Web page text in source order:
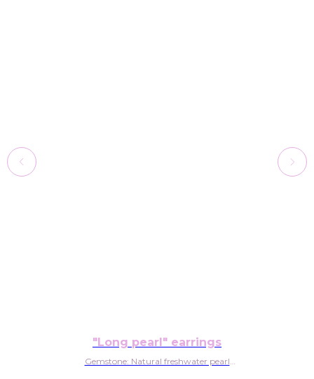
"Long pearl" earrings
Gemstone: Natural freshwater pearl